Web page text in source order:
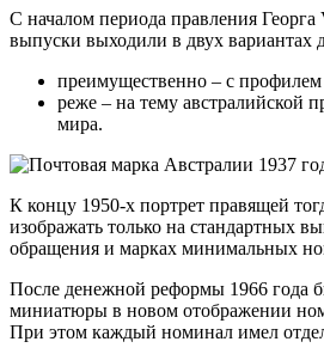
С началом периода правления
выпуски выходили в двух вариантах
преимущественно – с профилем
реже – на тему австралийской
мира.
К концу 1950-х портрет правящей
изображать только на стандартных
обращения и марках минимальных
После денежной реформы 1966 года
миниатюры в новом отображении
При этом каждый номинал имел